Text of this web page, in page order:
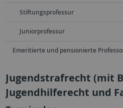
Stiftungsprofessur
Juniorprofessur
Emeritierte und pensionierte
Jugendstrafrecht (mit
Jugendhilferecht und